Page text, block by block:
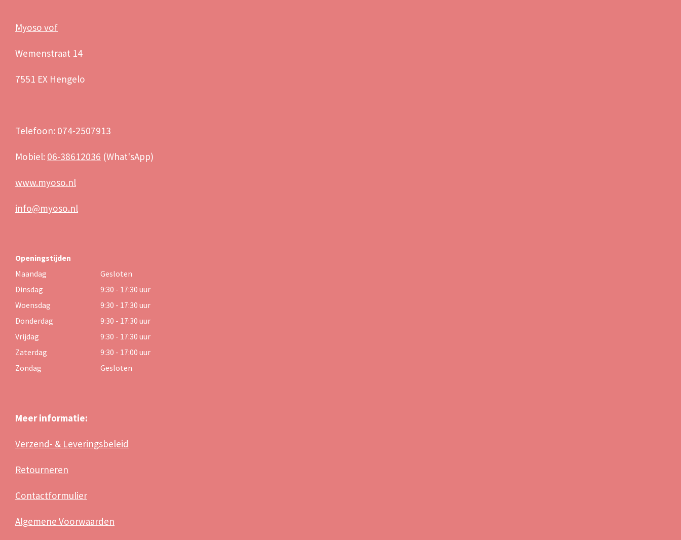
Myoso vof
Wemenstraat 14
7551 EX Hengelo
Telefoon: 074-2507913
Mobiel: 06-38612036 (What'sApp)
www.myoso.nl
info@myoso.nl
Openingstijden
Maandag
Gesloten
Dinsdag
9:30 - 17:30 uur
Woensdag
9:30 - 17:30 uur
Donderdag
9:30 - 17:30 uur
Vrijdag
9:30 - 17:30 uur
Zaterdag
9:30 - 17:00 uur
Zondag
Gesloten
Meer informatie:
Verzend- & Leveringsbeleid
Retourneren
Contactformulier
Algemene Voorwaarden